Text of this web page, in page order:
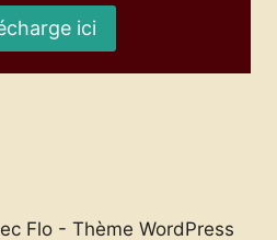
ici
Flo - Thème WordPress